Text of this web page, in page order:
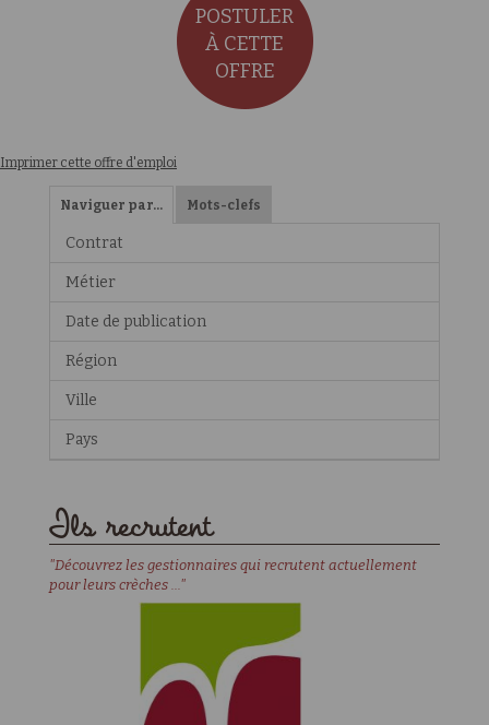
POSTULER
À CETTE
OFFRE
Imprimer cette offre d'emploi
Naviguer par… Mots-clefs
Contrat
Métier
Date de publication
Région
Ville
Pays
Ils recrutent
"Découvrez les gestionnaires qui recrutent actuellement
pour leurs crèches ..."